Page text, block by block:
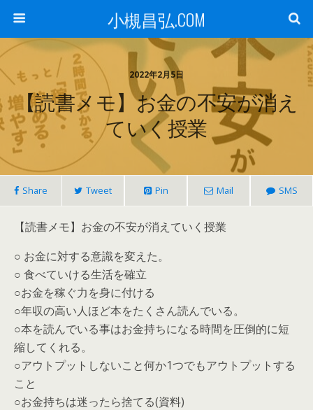
小槻昌弘.COM
2022年2月5日
【読書メモ】お金の不安が消え
ていく授業
Share Tweet Pin Mail SMS
【読書メモ】お金の不安が消えていく授業
○ お金に対する意識を変えた。
○ 食べていける生活を確立
○お金を稼ぐ力を身に付ける
○年収の高い人ほど本をたくさん読んでいる。
○本を読んでいる事はお金持ちになる時間を圧倒的に短
縮してくれる。
○アウトプットしないこと何か1つでもアウトプットする
こと
○お金持ちは迷ったら捨てる(資料)